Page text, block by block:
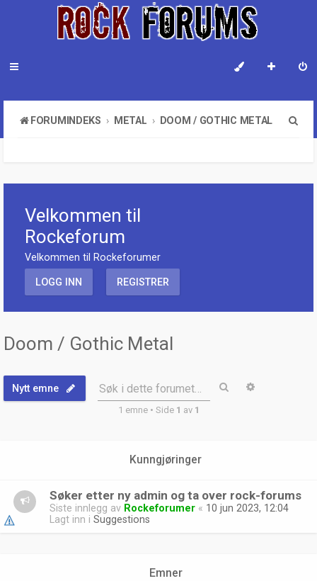
FORUMINDEKS METAL DOOM / GOTHIC METAL
Velkommen til
Rockeforum
Velkommen til Rockeforumer
LOGG INN REGISTRER
Doom / Gothic Metal
Nytt emne Søk i dette forumet… Søk
1 emne • Side 1 av 1
Kunngjøringer
Søker etter ny admin og ta over rock-forums
Siste innlegg av Rockeforumer « 10 jun 2023, 12:04
Lagt inn i Suggestions
Emner